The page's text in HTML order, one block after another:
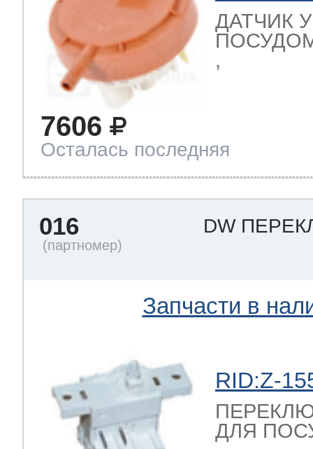
ДАТЧИК
,
7606
Осталась последняя
016 DW
Запчасти в
RID:Z-
ДЛЯ